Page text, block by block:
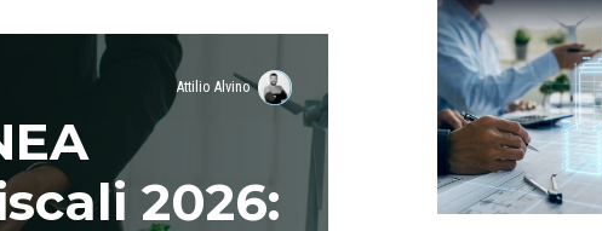
Attilio Alvino
2026: